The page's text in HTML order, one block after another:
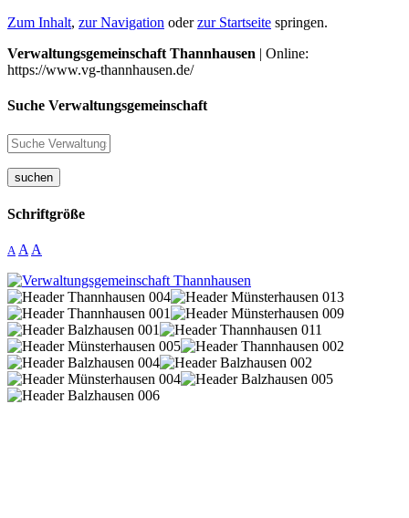
Zum Inhalt, zur Navigation oderzur Startseite springen.
Verwaltungsgemeinschaft Thannhausen | Online:
https://www.vg-thannhausen.de/
Suche Verwaltungsgemeinschaft
suchen
Schriftgröße
A A A